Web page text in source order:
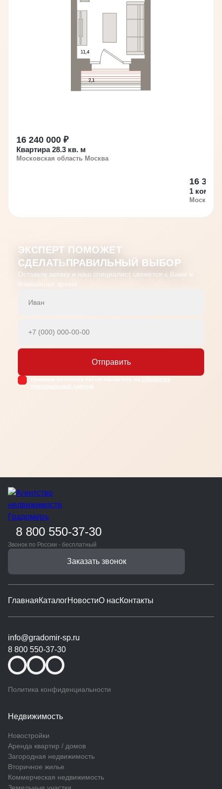
16 240 000 ₽
Квартира 28.3 кв. м
Московская область Москва
16 350
1 комн.
ЭКСПЕРТ ПОМОЖЕТ
СДЕЛАТЬПРАВИЛЬНЫЙ ВЫБОР
Оставьте заявку и наш специалист свяжется с Вами в
ближайшее время
Отправить
Нажимая на кнопку вы соглашаетесь на обработку
персональных данных
8 800 550-37-30
Звонок по России - бесплатный
Заказать звонок
ГлавнаяКаталогНовостиО насКонтакты
info@gradomir-sp.ru
8 800 550-37-30
Политика конфиденциальности
Недвижимость
Новостройки
Аренда квартир / домов
Загородная недвижимость
Вторичное жилье
Коммерческая недвижимость